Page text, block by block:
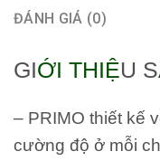
ĐÁNH GIÁ (0)
GIỚI THIỆU S
– PRIMO thiết kế
cường độ ở mỗi